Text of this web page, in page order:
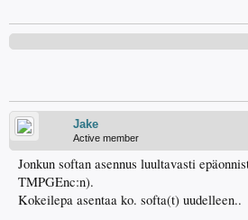
Jake
Active member
Jonkun softan asennus luultavasti
TMPGEnc:n).
Kokeilepa asentaa ko. softa(t) uudelleen..